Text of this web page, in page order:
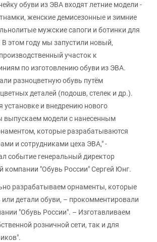
обуви из ЭВА входят летние модели -
женские демисезонные и зимние
мужские сапоги и ботинки для
этом году мы запустили новый,
участок к
по изготовлению обуви из ЭВА.
разноцветную обувь путём
деталей (подошв, стелек и др.).
установке и внедрению нового
выпускаем модели с нанесенным
которые разрабатываются
и сотрудниками цеха ЭВА," -
событие генеральный директор
компании "Обувь России" Сергей Юнг.
разрабатываем орнаменты, которые
детали обуви, – прокомментировали
"Обувь России". – Изготавливаем
розничной сети, так и для